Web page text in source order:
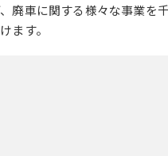
廃車に関する様々な事業を
ます。